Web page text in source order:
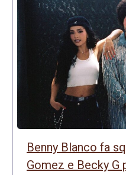
Benny Blanco fa
Gomez e Becky